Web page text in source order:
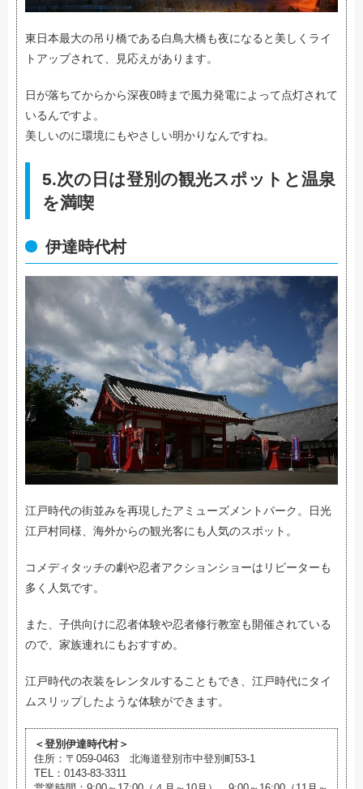
東日本最大の吊り橋である白鳥大橋も夜になると美しくライ
トアップされて、見応えがあります。
日が落ちてからから深夜0時まで風力発電によって点灯されて
いるんですよ。
美しいのに環境にもやさしい明かりなんですね。
5.次の日は登別の観光スポットと温泉
を満喫
伊達時代村
江戸時代の街並みを再現したアミューズメントパーク。日光
江戸村同様、海外からの観光客にも人気のスポット。
コメディタッチの劇や忍者アクションショーはリピーターも
多く人気です。
また、子供向けに忍者体験や忍者修行教室も開催されている
ので、家族連れにもおすすめ。
江戸時代の衣装をレンタルすることもでき、江戸時代にタイ
ムスリップしたような体験ができます。
＜登別伊達時代村＞
住所：〒059-0463 北海道登別市中登別町53-1
TEL：0143-83-3311